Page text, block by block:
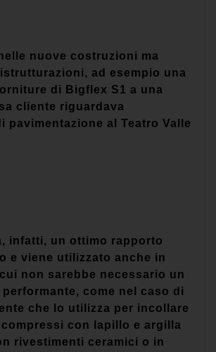
nuove costruzioni ma
ad esempio una
di Bigflex S1 a una
cliente riguardava
pavimentazione al Teatro Valle
infatti, un ottimo rapporto
e viene utilizzato anche in
non sarebbe necessario un
come nel caso di
che lo utilizza per incollare
con lapillo e argilla
rivestimenti ceramici o in